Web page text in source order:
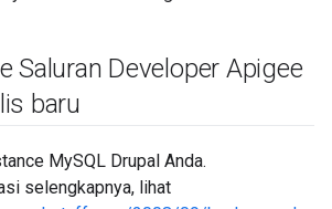
Saluran Developer Apigee
baru
MySQL Drupal Anda.
selengkapnya, lihat